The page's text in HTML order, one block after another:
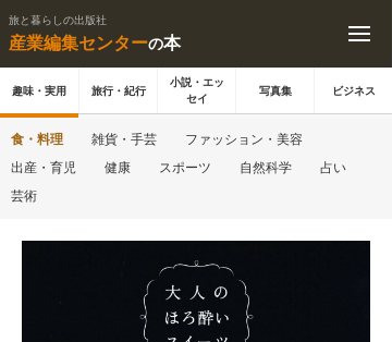
旅と暮らしの出版社
産業編集センターの本
趣味・実用 旅行・紀行
小説・エッ
セイ
写真集 ビジネス
食・料理 雑貨・手芸
ファッション・美容
出産・育児
健康 スポーツ 自然科学
占い
芸術